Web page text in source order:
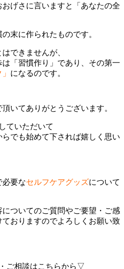
げさに言いますと「あなたの全
末に作られたものです。
できませんが、
「習慣作り」であり、その第一
になるのです。
いてありがとうございます。
ていただいて
でも始めて下されば嬉しく思い
必要なセルフケアグッズについて
ついてのご質問やご要望・ご感
おりますのでよろしくお願い致
ご相談はこちらから▽